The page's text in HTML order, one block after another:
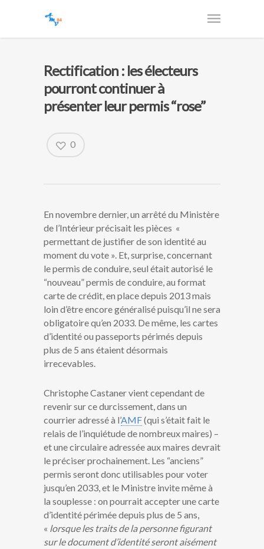
Rectification : les électeurs
pourront continuer à
présenter leur permis “rose”
0
En novembre dernier, un arrêté du Ministère
de l’Intérieur précisait les pièces «
permettant de justifier de son identité au
moment du vote ». Et, surprise, concernant
le permis de conduire, seul était autorisé le
“nouveau” permis de conduire, au format
carte de crédit, en place depuis 2013 mais
loin d’être encore généralisé puisqu’il ne sera
obligatoire qu’en 2033. De même, les cartes
d’identité ou passeports périmés depuis
plus de 5 ans étaient désormais
irrecevables.
Christophe Castaner vient cependant de
revenir sur ce durcissement, dans un
courrier adressé à l’AMF(qui s’était fait le
relais de l’inquiétude de nombreux maires) –
et une circulaire adressée aux maires devrait
le préciser prochainement. Les “anciens”
permis seront donc utilisables pour voter
jusqu’en 2033, et le Ministre invite même à
la souplesse : on pourrait accepter une carte
d’identité périmée depuis plus de 5 ans,
« lorsque les traits de la personne figurant
sur le document d’identité seront aisément